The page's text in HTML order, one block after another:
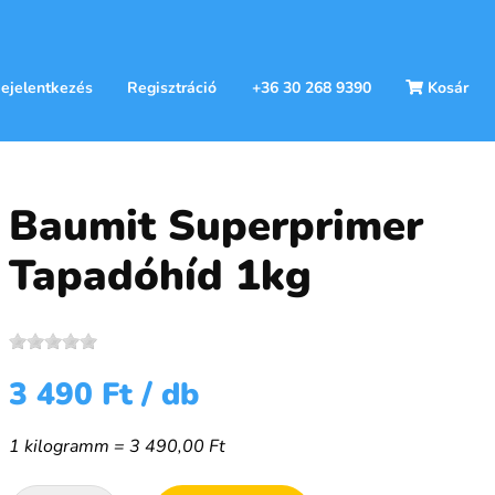
Regisztráció +36 30 268 9390 Kosár
Baumit Superprimer
Tapadóhíd 1kg
3 490 Ft / db
1 kilogramm = 3 490,00 Ft